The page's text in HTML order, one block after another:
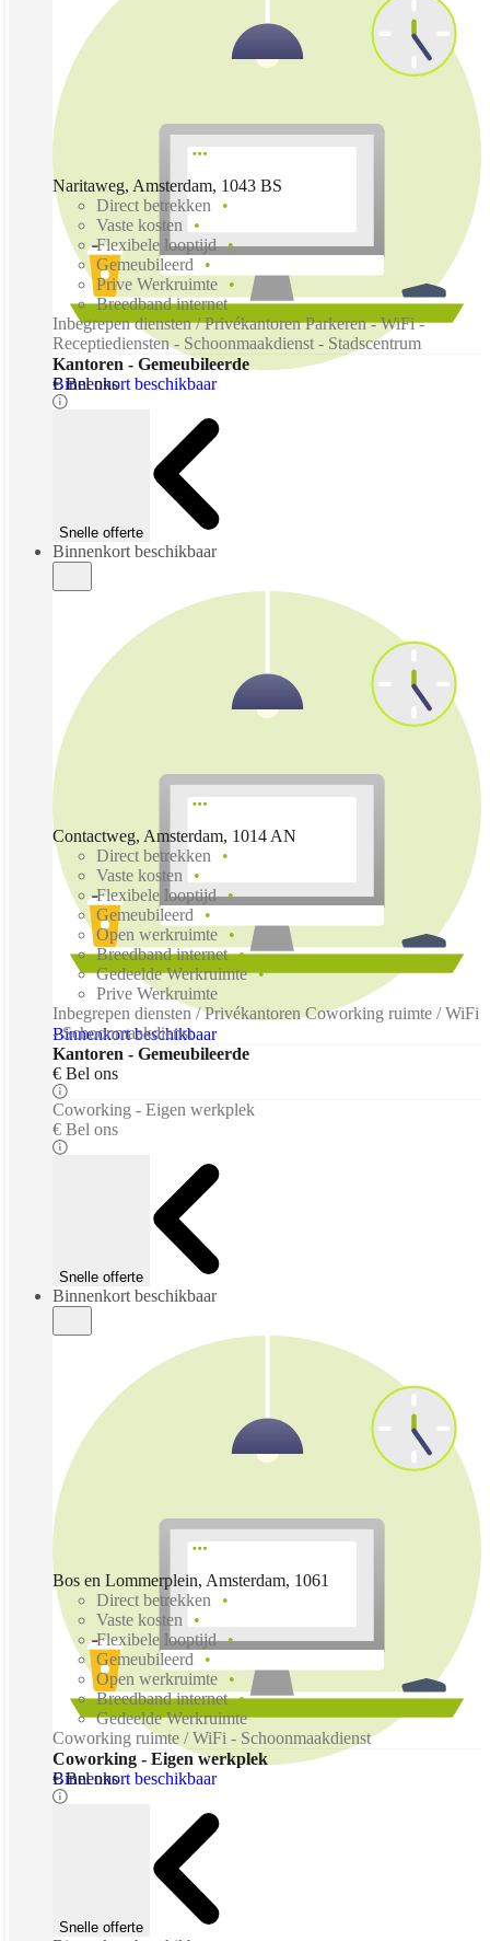
Binnenkort beschikbaar
Naritaweg, Amsterdam, 1043 BS
Direct betrekken
Vaste kosten
Flexibele looptijd
Gemeubileerd
Prive Werkruimte
Breedband internet
Inbegrepen diensten / Privékantoren Parkeren - WiFi -
Receptiediensten - Schoonmaakdienst - Stadscentrum
Kantoren - Gemeubileerde
€ Bel ons
Snelle offerte
Binnenkort beschikbaar
Binnenkort beschikbaar
Contactweg, Amsterdam, 1014 AN
Direct betrekken
Vaste kosten
Flexibele looptijd
Gemeubileerd
Open werkruimte
Breedband internet
Gedeelde Werkruimte
Prive Werkruimte
Inbegrepen diensten / Privékantoren Coworking ruimte / WiFi
- Schoonmaakdienst
Kantoren - Gemeubileerde
€ Bel ons
Coworking - Eigen werkplek
€ Bel ons
Snelle offerte
Binnenkort beschikbaar
Binnenkort beschikbaar
Bos en Lommerplein, Amsterdam, 1061
Direct betrekken
Vaste kosten
Flexibele looptijd
Gemeubileerd
Open werkruimte
Breedband internet
Gedeelde Werkruimte
Coworking ruimte / WiFi - Schoonmaakdienst
Coworking - Eigen werkplek
€ Bel ons
Snelle offerte